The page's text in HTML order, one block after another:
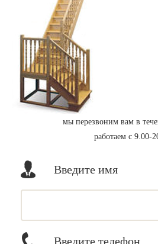
мы перезвоним вам в
работаем с 9.00-
Введите имя
Введите телефон